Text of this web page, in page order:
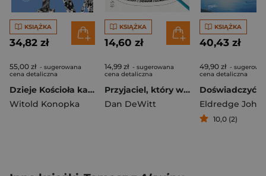
KSIĄŻKA
34,82 zł
55,00 zł - sugerowana
cena detaliczna
Dzieje Kościoła katolickiego w Toruniu w latach 1945–1992. Wybrane zagadnienia
Witold Konopka
KSIĄŻKA
14,60 zł
14,99 zł - sugerowana
cena detaliczna
Przyjaciel, który wybacza. Książeczka z zabawami i kolorowanka
Dan DeWitt
KSIĄŻKA
40,43 zł
49,90 zł -
cena detaliczna
Eldredge John
10,0 (2)